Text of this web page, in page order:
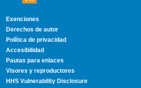
Exenciones
Derechos de autor
Política de privacidad
Accesibilidad
Pautas para enlaces
Visores y reproductores
HHS Vulnerability Disclosure